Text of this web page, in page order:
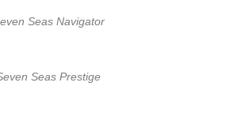
Seas Navigator
Seas Prestige